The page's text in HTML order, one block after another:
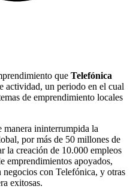
que Telefónica
actividad, un periodo en el cual
de emprendimiento locales
manera ininterrumpida la
por más de 50 millones de
la creación de 10.000 empleos
emprendimientos apoyados,
negocios con Telefónica, y otras
exitosas.